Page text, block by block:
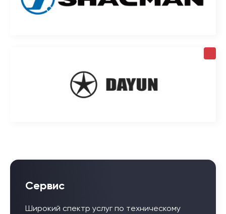
Сервис
Широкий спектр услуг по техническому